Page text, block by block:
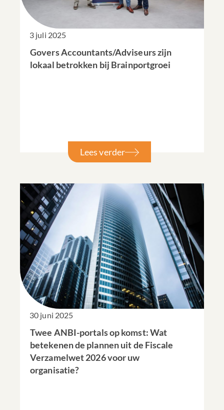
3 juli 2025
Govers Accountants/Adviseurs zijn
lokaal betrokken bij Brainportgroei
Lees verder
30 juni 2025
Twee ANBI-portals op komst: Wat
betekenen de plannen uit de Fiscale
Verzamelwet 2026 voor uw
organisatie?